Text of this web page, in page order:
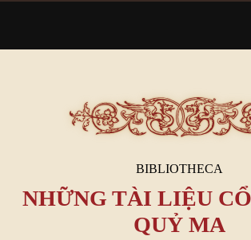
BIBLIOTHECA
NHỮNG TÀI LIỆU
QUỶ MA